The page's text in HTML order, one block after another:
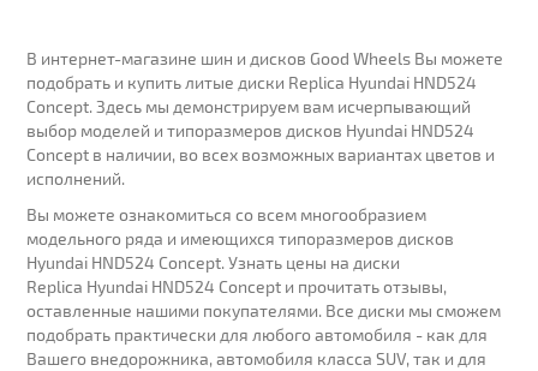
В интернет-магазине шин и дисков Good Wheels Вы можете
подобрать и купить литые диски Replica Hyundai HND524
Concept. Здесь мы демонстрируем вам исчерпывающий
выбор моделей и типоразмеров дисков Hyundai HND524
Concept в наличии, во всех возможных вариантах цветов и
исполнений.
Вы можете ознакомиться со всем многообразием
модельного ряда и имеющихся типоразмеров дисков
Hyundai HND524 Concept. Узнать цены на диски
Replica Hyundai HND524 Concept и прочитать отзывы,
оставленные нашими покупателями. Все диски мы сможем
подобрать практически для любого автомобиля - как для
Вашего внедорожника, автомобиля класса SUV, так и для